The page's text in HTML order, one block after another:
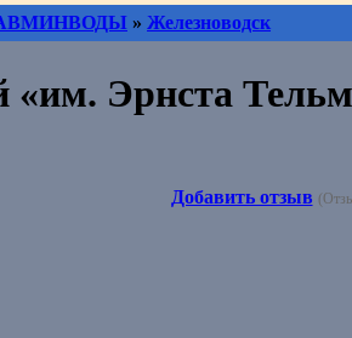
» Железноводск
«им. Эрнста
Добавить отзыв